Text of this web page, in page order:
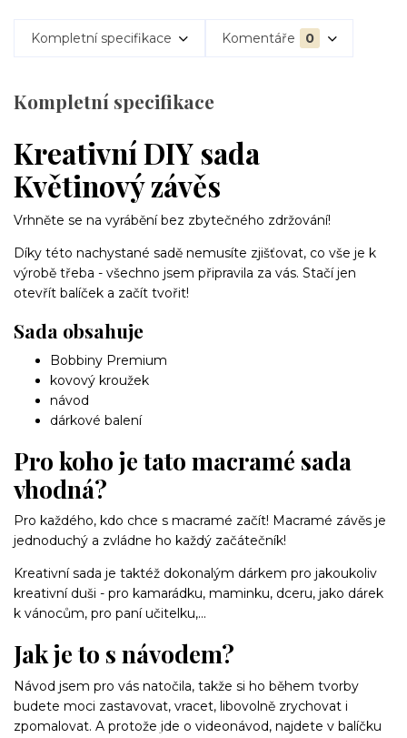
Kompletní specifikace Komentáře 0
Kompletní specifikace
Kreativní DIY sada
Květinový závěs
Vrhněte se na vyrábění bez zbytečného zdržování!
Díky této nachystané sadě nemusíte zjišťovat, co vše je k
výrobě třeba - všechno jsem připravila za vás. Stačí jen
otevřít balíček a začít tvořit!
Sada obsahuje
Bobbiny Premium
kovový kroužek
návod
dárkové balení
Pro koho je tato macramé sada
vhodná?
Pro každého, kdo chce s macramé začít! Macramé závěs je
jednoduchý a zvládne ho každý začátečník!
Kreativní sada je taktéž dokonalým dárkem pro jakoukoliv
kreativní duši - pro kamarádku, maminku, dceru, jako dárek
k vánocům, pro paní učitelku,...
Jak je to s návodem?
Návod jsem pro vás natočila, takže si ho během tvorby
budete moci zastavovat, vracet, libovolně zrychovat i
zpomalovat. A protože jde o videonávod, najdete v balíčku